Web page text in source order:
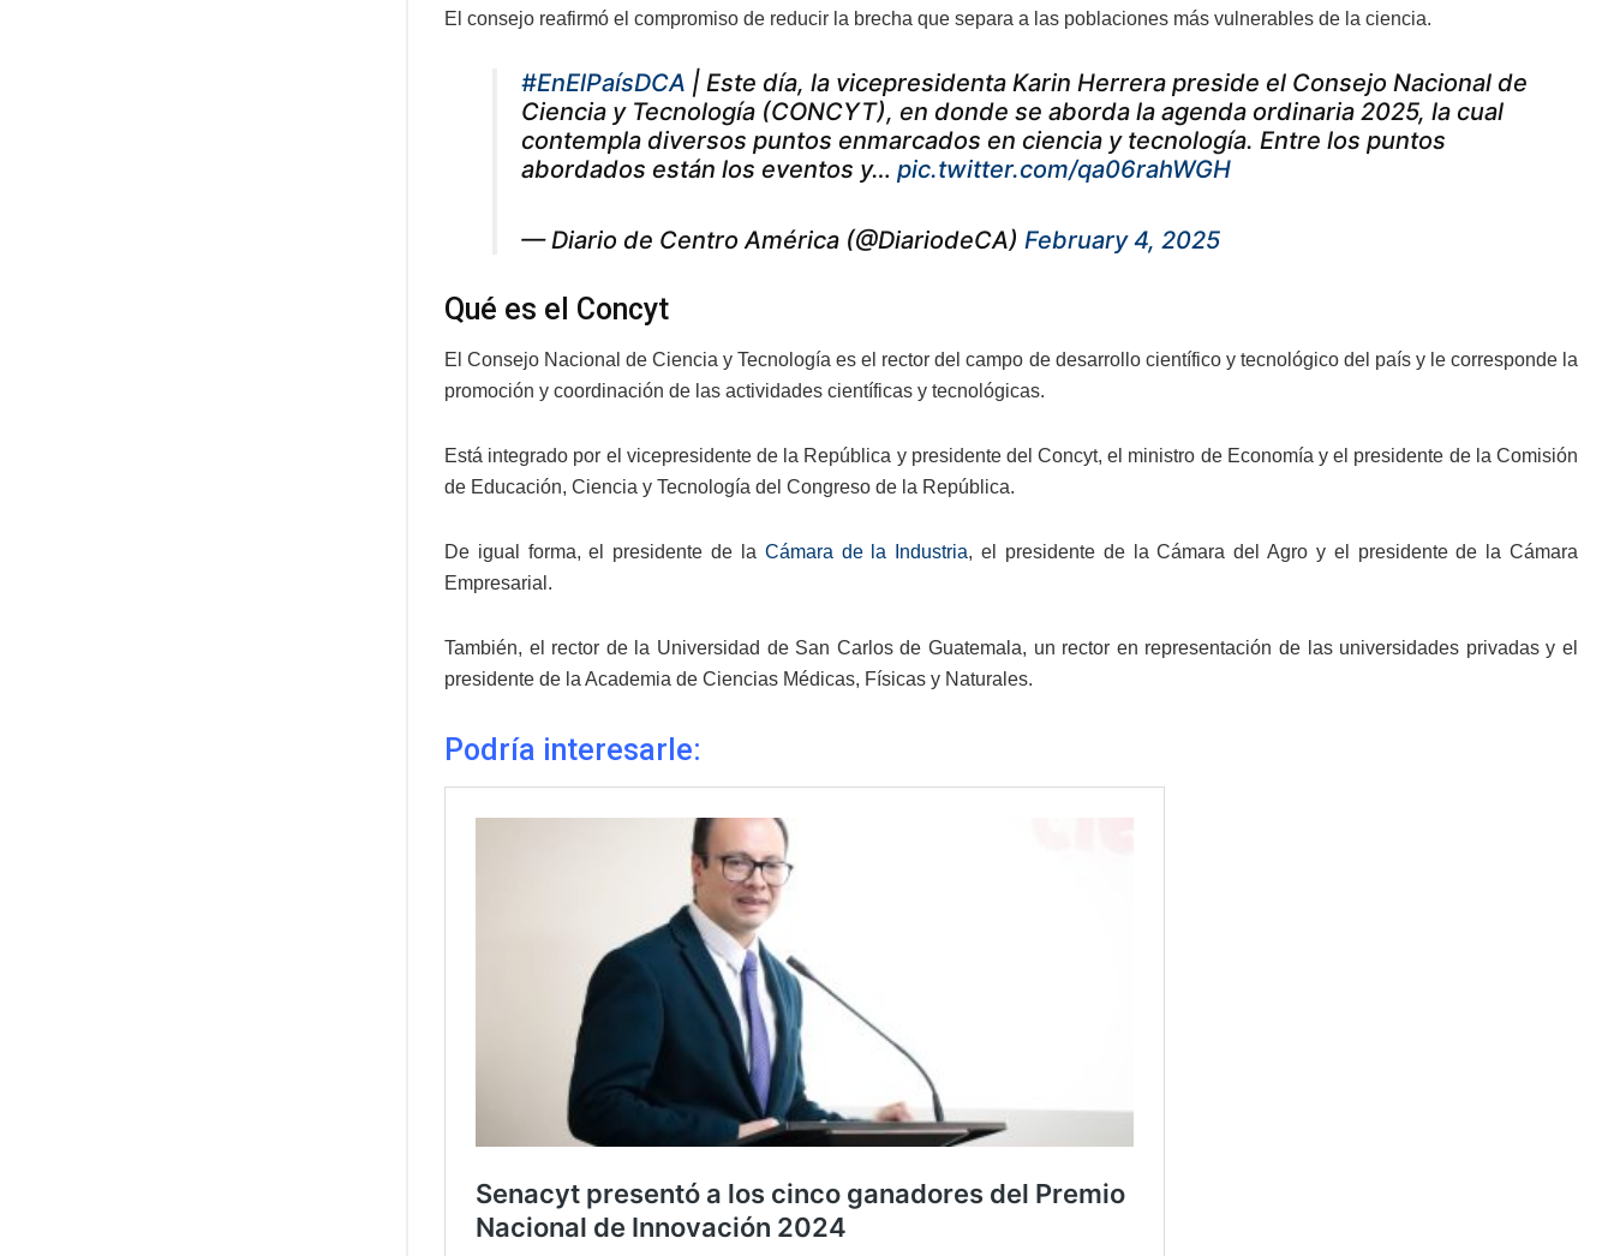
El consejo reafirmó el compromiso de reducir la brecha que separa a las poblaciones más vulnerables de la ciencia.
#EnElPaísDCA | Este día, la vicepresidenta Karin Herrera preside el Consejo Nacional de
Ciencia y Tecnología (CONCYT), en donde se aborda la agenda ordinaria 2025, la cual
contempla diversos puntos enmarcados en ciencia y tecnología. Entre los puntos
abordados están los eventos y… pic.twitter.com/qa06rahWGH
— Diario de Centro América (@DiariodeCA) February 4, 2025
Qué es el Concyt
El Consejo Nacional de Ciencia y Tecnología es el rector del campo de desarrollo científico y tecnológico del país y le corresponde la
promoción y coordinación de las actividades científicas y tecnológicas.
Está integrado por el vicepresidente de la República y presidente del Concyt, el ministro de Economía y el presidente de la Comisión
de Educación, Ciencia y Tecnología del Congreso de la República.
De igual forma, el presidente de la Cámara de la Industria, el presidente de la Cámara del Agro y el presidente de la Cámara
Empresarial.
También, el rector de la Universidad de San Carlos de Guatemala, un rector en representación de las universidades privadas y el
presidente de la Academia de Ciencias Médicas, Físicas y Naturales.
Podría interesarle: